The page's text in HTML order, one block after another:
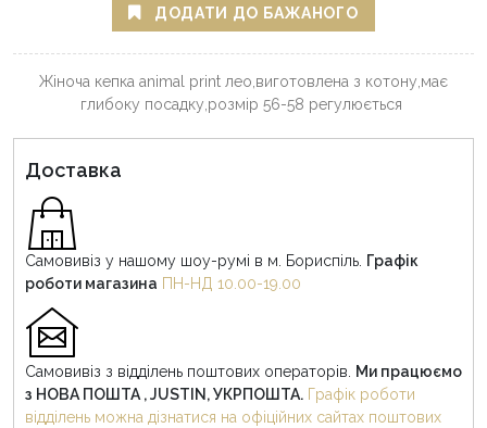
ДОДАТИ ДО БАЖАНОГО
Жіноча кепка animal print лео,виготовлена з котону,має
глибоку посадку,розмір 56-58 регулюється
Доставка
Самовивіз у нашому шоу-румі в м. Бориспіль. Графік
роботи магазина ПН-НД 10.00-19.00
Самовивіз з відділень поштових операторів. Ми працюємо
з НОВА ПОШТА , JUSTIN, УКРПОШТА. Графік роботи
відділень можна дізнатися на офіційних сайтах поштових